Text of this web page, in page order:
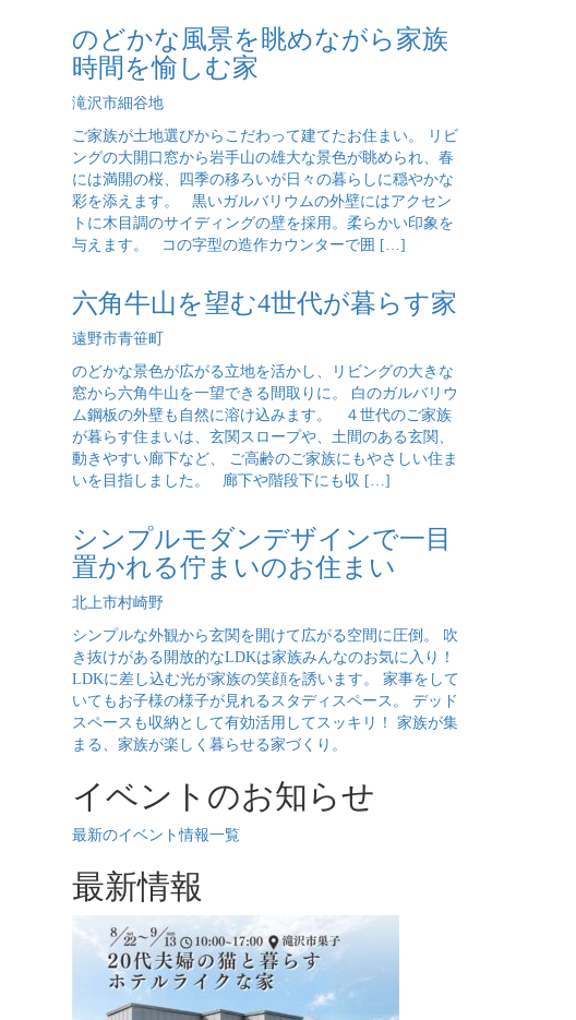
のどかな風景を眺めながら家族
時間を愉しむ家
滝沢市細谷地
ご家族が土地選びからこだわって建てたお住まい。 リビ
ングの大開口窓から岩手山の雄大な景色が眺められ、春
には満開の桜、四季の移ろいが日々の暮らしに穏やかな
彩を添えます。 黒いガルバリウムの外壁にはアクセン
トに木目調のサイディングの壁を採用。柔らかい印象を
与えます。 コの字型の造作カウンターで囲 […]
六角牛山を望む4世代が暮らす家
遠野市青笹町
のどかな景色が広がる立地を活かし、リビングの大きな
窓から六角牛山を一望できる間取りに。 白のガルバリウ
ム鋼板の外壁も自然に溶け込みます。 ４世代のご家族
が暮らす住まいは、玄関スロープや、土間のある玄関、
動きやすい廊下など、 ご高齢のご家族にもやさしい住ま
いを目指しました。 廊下や階段下にも収 […]
シンプルモダンデザインで一目
置かれる佇まいのお住まい
北上市村崎野
シンプルな外観から玄関を開けて広がる空間に圧倒。 吹
き抜けがある開放的なLDKは家族みんなのお気に入り！
LDKに差し込む光が家族の笑顔を誘います。 家事をして
いてもお子様の様子が見れるスタディスペース。 デッド
スペースも収納として有効活用してスッキリ！ 家族が集
まる、家族が楽しく暮らせる家づくり。
イベントのお知らせ
最新のイベント情報一覧
最新情報